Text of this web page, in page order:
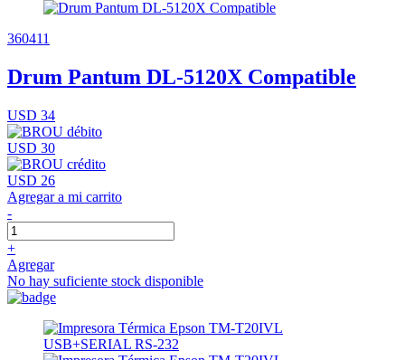
360411
Drum Pantum DL-5120X Compatible
USD 34
USD 30
USD 26
Agregar a mi carrito
-
+
Agregar
No hay suficiente stock disponible